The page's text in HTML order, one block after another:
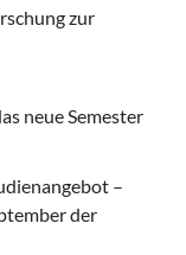
zur
neue Semester
–
der